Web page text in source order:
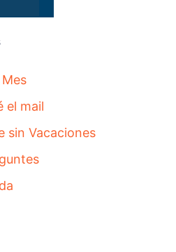
el mail
sin Vacaciones